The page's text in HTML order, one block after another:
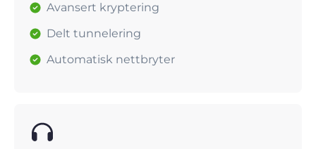
Avansert kryptering
Delt tunnelering
Automatisk nettbryter